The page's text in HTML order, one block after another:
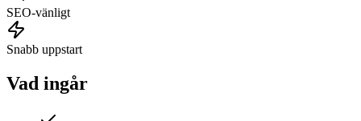
SEO-vänligt
Snabb uppstart
Vad ingår